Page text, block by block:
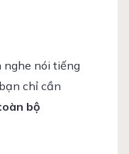
nghe nói tiếng
chỉ cần
bộ